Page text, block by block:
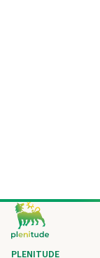
Footer
PLENITUDE